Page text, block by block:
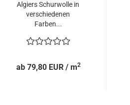
Algiers Schurwolle in
verschiedenen
Farben...
ab 79,80 EUR / m2